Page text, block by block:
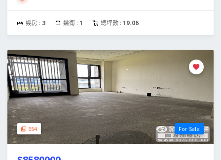
幾房 : 3 幾衛 : 1 總坪數 : 19.06
554 For Sale